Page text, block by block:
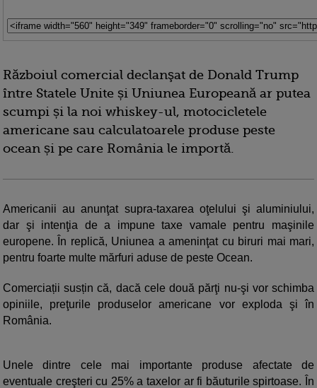
Războiul comercial declanşat de Donald Trump
între Statele Unite și Uniunea Europeană ar putea
scumpi și la noi whiskey-ul, motocicletele
americane sau calculatoarele produse peste
ocean și pe care România le importă.
Americanii au anunţat supra-taxarea oţelului şi aluminiului,
dar şi intenţia de a impune taxe vamale pentru maşinile
europene. În replică, Uniunea a ameninţat cu biruri mai mari,
pentru foarte multe mărfuri aduse de peste Ocean.
Comerciații susțin că, dacă cele două părţi nu-şi vor schimba
opiniile, preţurile produselor americane vor exploda şi în
România.
Unele dintre cele mai importante produse afectate de
eventuale creşteri cu 25% a taxelor ar fi băuturile spirtoase. În